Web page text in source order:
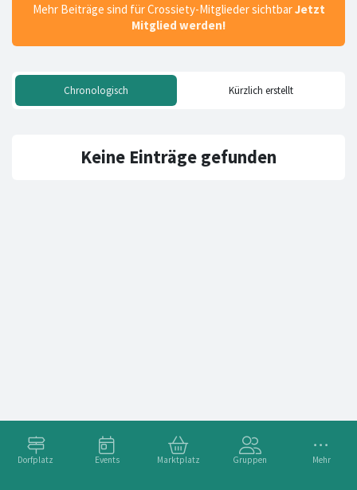
Dorfplatz Events Marktplatz Gruppen Mehr
Mehr Beiträge sind für Crossiety-Mitglieder sichtbarJetzt
Mitglied werden!
Chronologisch Kürzlich erstellt
Keine Einträge gefunden